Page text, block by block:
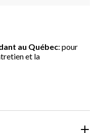
au Québec: pour
et la